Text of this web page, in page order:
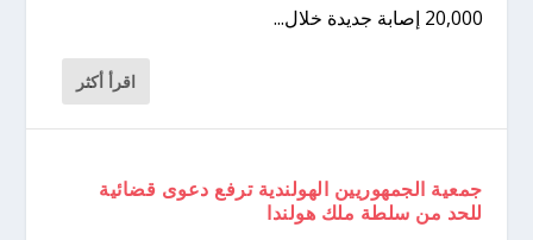
20,000 إصابة جديدة خلال...
اقرأ أكثر
جمعية الجمهوريين الهولندية ترفع دعوى قضائية
للحد من سلطة ملك هولندا